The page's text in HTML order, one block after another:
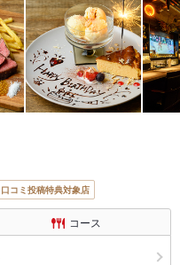
口コミ投稿特典対象店
コース